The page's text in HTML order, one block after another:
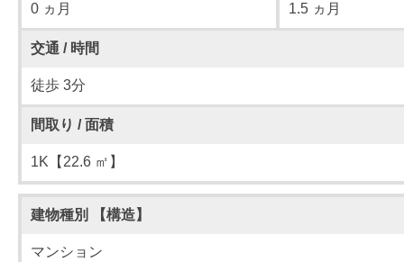
0 ヵ月 1.5 ヵ月
交通 / 時間
徒歩 3分
間取り / 面積
1K【22.6 ㎡】
建物種別 【構造】
マンション